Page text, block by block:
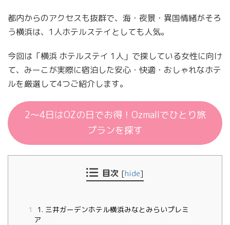
都内からのアクセスも抜群で、海・夜景・異国情緒がそろ
う横浜は、1人ホテルステイとしても人気。
今回は「横浜 ホテルステイ 1人」で探している女性に向け
て、みーこが実際に宿泊した安心・快適・おしゃれなホテ
ルを厳選して4つご紹介します。
2〜4日はOZの日でお得！Ozmallでひとり旅
プランを探す
目次 [hide]
1
1. 三井ガーデンホテル横浜みなとみらいプレミ
ア